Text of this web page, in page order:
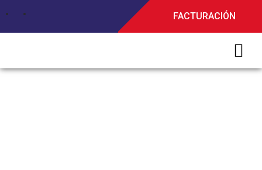
FACTURACIÓN